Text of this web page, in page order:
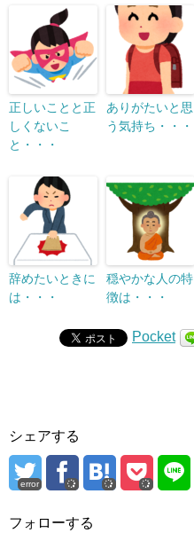
正しいことと正
しくないこ
と・・・
ありがたいと思
う気持ち・・・
辞めたいときに
は・・・
穏やかな人の特
徴は・・・
Pocket
シェアする
error
フォローする